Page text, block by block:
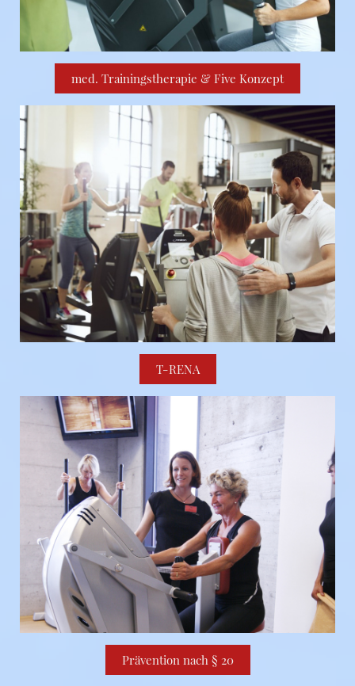
med. Trainingstherapie & Five Konzept
T-RENA
Prävention nach § 20